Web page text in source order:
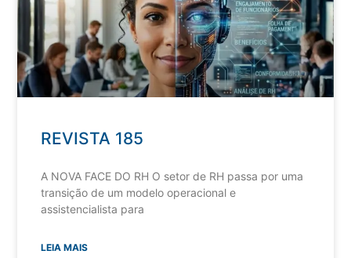
REVISTA 185
A NOVA FACE DO RH O setor de RH passa por uma
transição de um modelo operacional e
assistencialista para
LEIA MAIS